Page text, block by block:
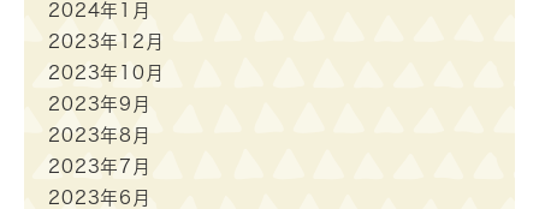
2024年1月
2023年12月
2023年10月
2023年9月
2023年8月
2023年7月
2023年6月